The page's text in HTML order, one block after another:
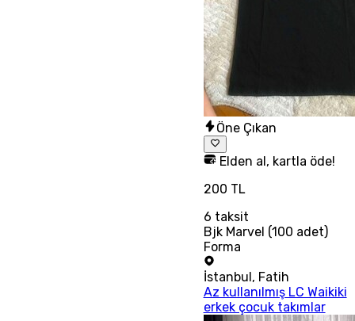
Öne Çıkan
Elden al, kartla öde!
200 TL
6 taksit
Bjk Marvel (100 adet)
Forma
İstanbul, Fatih
Az kullanılmış LC Waikiki
erkek çocuk takımlar